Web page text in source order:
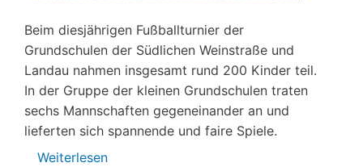
Beim diesjährigen Fußballturnier der
Grundschulen der Südlichen Weinstraße und
Landau nahmen insgesamt rund 200 Kinder teil.
In der Gruppe der kleinen Grundschulen traten
sechs Mannschaften gegeneinander an und
lieferten sich spannende und faire Spiele.
Weiterlesen